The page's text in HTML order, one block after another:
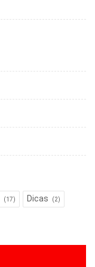
(17) Dicas (2)